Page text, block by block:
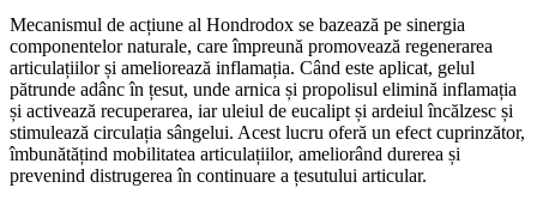
Mecanismul de acțiune al Hondrodox se bazează pe sinergia
componentelor naturale, care împreună promovează regenerarea
articulațiilor și ameliorează inflamația. Când este aplicat, gelul
pătrunde adânc în țesut, unde arnica și propolisul elimină inflamația
și activează recuperarea, iar uleiul de eucalipt și ardeiul încălzesc și
stimulează circulația sângelui. Acest lucru oferă un efect cuprinzător,
îmbunătățind mobilitatea articulațiilor, ameliorând durerea și
prevenind distrugerea în continuare a țesutului articular.